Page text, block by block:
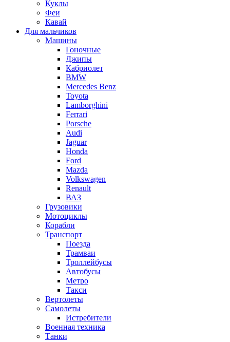
Куклы
Феи
Кавай
Для мальчиков
Машины
Гоночные
Джипы
Кабриолет
BMW
Mercedes Benz
Toyota
Lamborghini
Ferrari
Porsche
Audi
Jaguar
Honda
Ford
Mazda
Volkswagen
Renault
ВАЗ
Грузовики
Мотоциклы
Корабли
Транспорт
Поезда
Трамваи
Троллейбусы
Автобусы
Метро
Такси
Вертолеты
Самолеты
Истребители
Военная техника
Танки